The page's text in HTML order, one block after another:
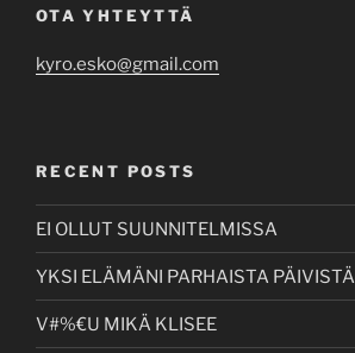
OTA YHTEYTTÄ
kyro.esko@gmail.com
RECENT POSTS
EI OLLUT SUUNNITELMISSA
YKSI ELÄMÄNI PARHAISTA PÄIVISTÄ
V#%€U MIKÄ KLISEE